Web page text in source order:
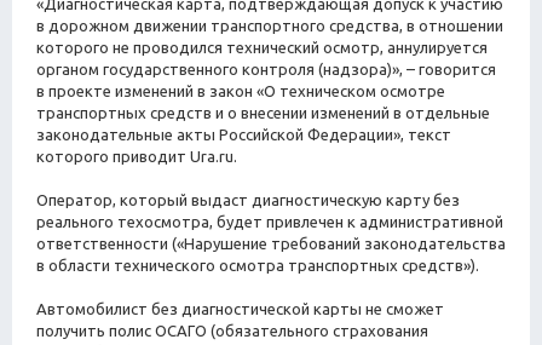
«Диагностическая карта, подтверждающая допуск к участию
в дорожном движении транспортного средства, в отношении
которого не проводился технический осмотр, аннулируется
органом государственного контроля (надзора)», – говорится
в проекте изменений в закон «О техническом осмотре
транспортных средств и о внесении изменений в отдельные
законодательные акты Российской Федерации», текст
которого приводит Ura.ru.
Оператор, который выдаст диагностическую карту без
реального техосмотра, будет привлечен к административной
ответственности («Нарушение требований законодательства
в области технического осмотра транспортных средств»).
Автомобилист без диагностической карты не сможет
получить полис ОСАГО (обязательного страхования